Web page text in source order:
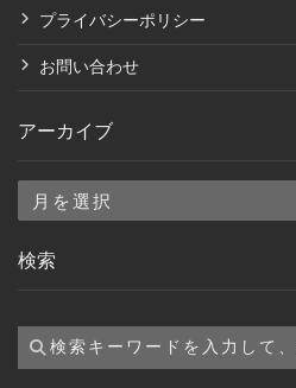
プライバシーポリシー
お問い合わせ
アーカイブ
ア
カ
ブ
検索